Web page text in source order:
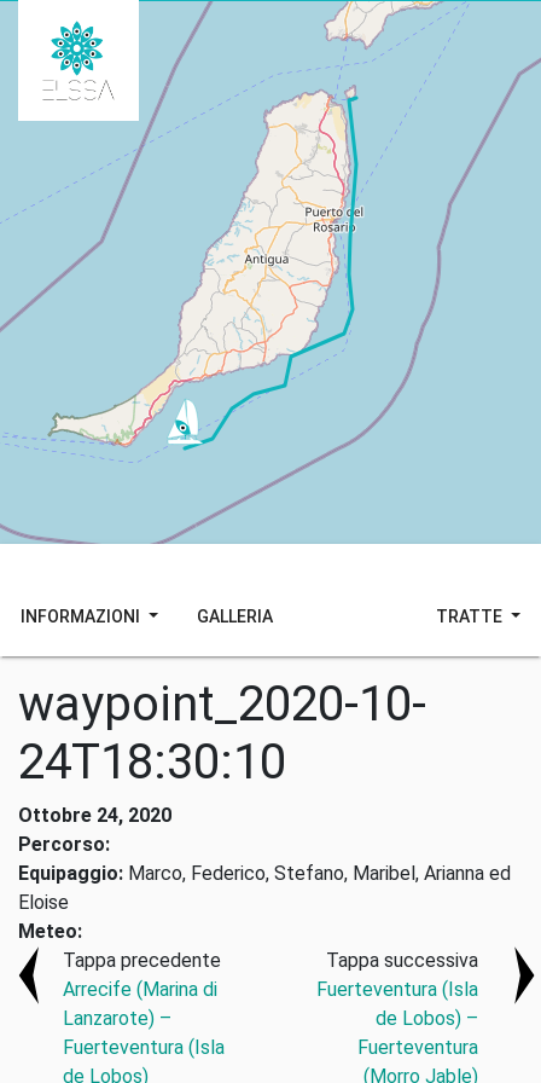
INFORMAZIONI GALLERIA TRATTE
waypoint_2020-10-
24T18:30:10
Ottobre 24, 2020
Percorso:
Equipaggio: Marco, Federico, Stefano, Maribel, Arianna ed
Eloise
Meteo:
Tappa precedente
Arrecife (Marina di
Lanzarote) –
Fuerteventura (Isla
de Lobos)
Tappa successiva
Fuerteventura (Isla
de Lobos) –
Fuerteventura
(Morro Jable)